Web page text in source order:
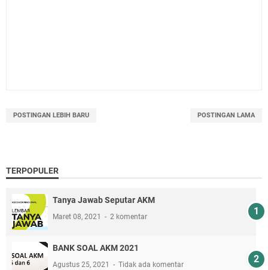
POSTINGAN LEBIH BARU POSTINGAN LAMA
TERPOPULER
Tanya Jawab Seputar AKM
Maret 08, 2021 2 komentar
BANK SOAL AKM 2021
Agustus 25, 2021 Tidak ada komentar